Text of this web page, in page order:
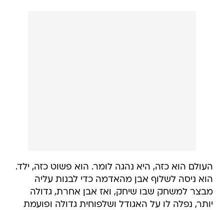
העולם הוא כזה, היא נהגה לומר. הוא פשוט כזה, ילד.
הוא ניסה לשלוף אבן מהאדמה כדי לבנות עליה
מבצר למשחק שבו שיחק, ואז אבן אחרת, גדולה
יותר, נפלה לו על האגודל ושלפוחית גדולה ופועמת